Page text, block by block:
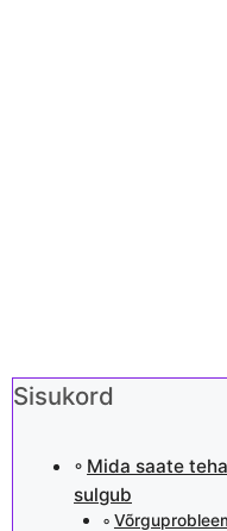
Sisukord
Mida saate
sulgub